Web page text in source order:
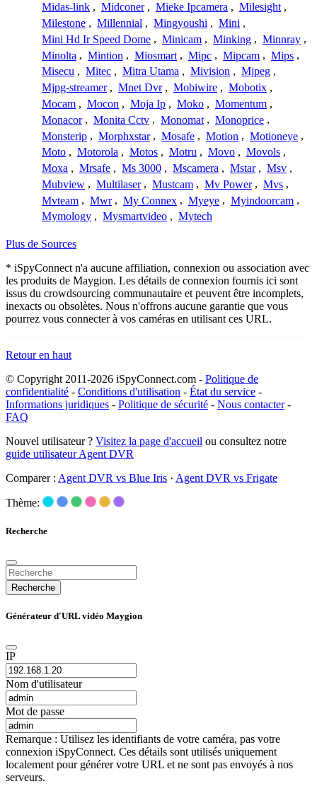
Midas-link , Midconer , Mieke Ipcamera , Milesight ,
Milestone , Millennial , Mingyoushi , Mini ,
Mini Hd Ir Speed Dome , Minicam , Minking , Minnray ,
Minolta , Mintion , Miosmart , Mipc , Mipcam , Mips ,
Misecu , Mitec , Mitra Utama , Mivision , Mjpeg ,
Mjpg-streamer , Mnet Dvr , Mobiwire , Mobotix ,
Mocam , Mocon , Moja Ip , Moko , Momentum ,
Monacor , Monita Cctv , Monomat , Monoprice ,
Monsterip , Morphxstar , Mosafe , Motion , Motioneye ,
Moto , Motorola , Motos , Motru , Movo , Movols ,
Moxa , Mrsafe , Ms 3000 , Mscamera , Mstar , Msv ,
Mubview , Multilaser , Mustcam , Mv Power , Mvs ,
Mvteam , Mwr , My Connex , Myeye , Myindoorcam ,
Mymology , Mysmartvideo , Mytech
Plus de Sources
* iSpyConnect n'a aucune affiliation, connexion ou association avec
les produits de Maygion. Les détails de connexion fournis ici sont
issus du crowdsourcing communautaire et peuvent être incomplets,
inexacts ou obsolètes. Nous n'offrons aucune garantie que vous
pourrez vous connecter à vos caméras en utilisant ces URL.
Retour en haut
© Copyright 2011-2026 iSpyConnect.com - Politique de
confidentialité - Conditions d'utilisation - État du service -
Informations juridiques - Politique de sécurité - Nous contacter-
FAQ
Nouvel utilisateur ? Visitez la page d'accueil ou consultez notre
guide utilisateur Agent DVR
Comparer : Agent DVR vs Blue Iris · Agent DVR vs Frigate
Thème:
Recherche
Recherche
Générateur d'URL vidéo Maygion
IP
Nom d'utilisateur
Mot de passe
Remarque : Utilisez les identifiants de votre caméra, pas votre
connexion iSpyConnect. Ces détails sont utilisés uniquement
localement pour générer votre URL et ne sont pas envoyés à nos
serveurs.